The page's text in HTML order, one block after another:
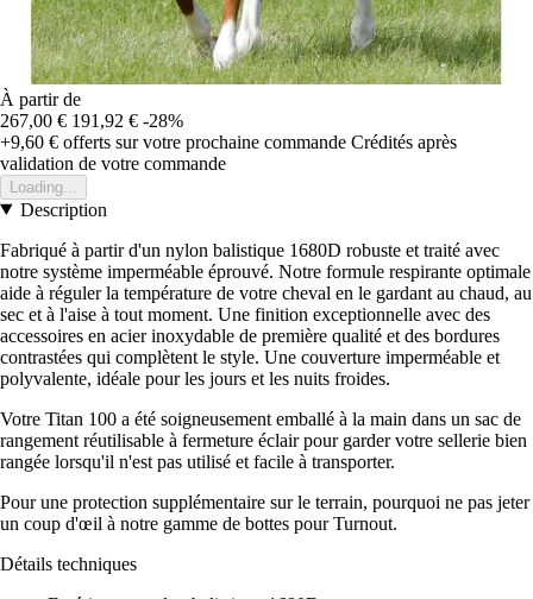
À partir de
267,00 € 191,92 € -28%
+9,60 € offerts sur votre prochaine commande Crédités après
validation de votre commande
Loading...
Description
Fabriqué à partir d'un nylon balistique 1680D robuste et traité avec
notre système imperméable éprouvé. Notre formule respirante optimale
aide à réguler la température de votre cheval en le gardant au chaud, au
sec et à l'aise à tout moment. Une finition exceptionnelle avec des
accessoires en acier inoxydable de première qualité et des bordures
contrastées qui complètent le style. Une couverture imperméable et
polyvalente, idéale pour les jours et les nuits froides.
Votre Titan 100 a été soigneusement emballé à la main dans un sac de
rangement réutilisable à fermeture éclair pour garder votre sellerie bien
rangée lorsqu'il n'est pas utilisé et facile à transporter.
Pour une protection supplémentaire sur le terrain, pourquoi ne pas jeter
un coup d'œil à notre gamme de bottes pour Turnout.
Détails techniques